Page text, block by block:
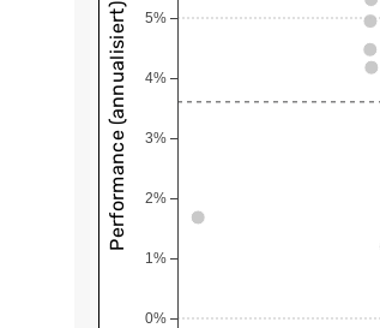
0%
1%
2%
3%
4%
5%
Performance (annualisiert)